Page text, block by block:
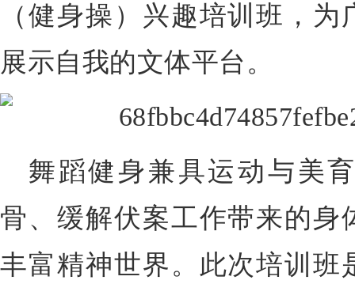
（健身操）兴趣培训班，
展示自我的文体平台。
舞蹈健身兼具运动与美
骨、缓解伏案工作带来的身
丰富精神世界。此次培训班